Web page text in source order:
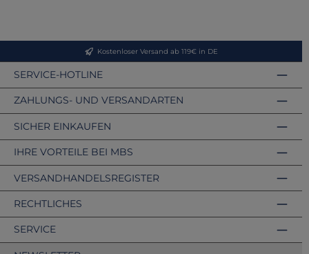
Kostenloser Versand ab 119€ in DE
SERVICE-HOTLINE
ZAHLUNGS- UND VERSANDARTEN
VERSANDHANDELSREGISTER
SICHER EINKAUFEN
IHRE VORTEILE BEI MBS
RECHTLICHES
SERVICE